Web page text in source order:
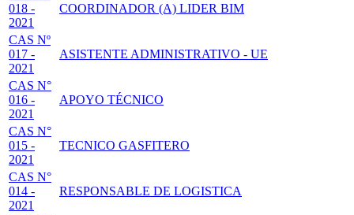
018 -
2021
COORDINADOR (A) LIDER BIM
CAS Nº
017 -
2021
ASISTENTE ADMINISTRATIVO - UE
CAS N°
016 -
2021
APOYO TÉCNICO
CAS N°
015 -
2021
TECNICO GASFITERO
CAS N°
014 -
2021
RESPONSABLE DE LOGISTICA